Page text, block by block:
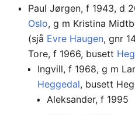
Paul Jørgen, f 1943, d
Oslo, g m Kristina
(sjå Evre Haugen, gnr
Tore, f 1966, busett
Ingvill, f 1968, g m
Heggedal, busett
Aleksander, f 1995